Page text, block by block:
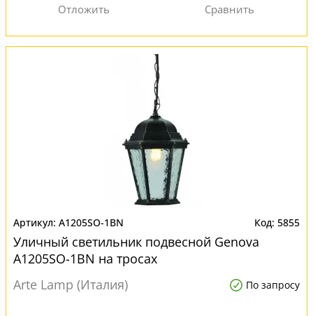
A1205SO-1BN 5855
Уличный светильник подвесной Genova
A1205SO-1BN на тросах
Arte Lamp (Италия)
По запросу